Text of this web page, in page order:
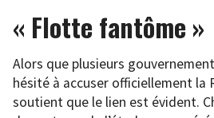
« Flotte fantôme »
Alors que plusieurs
hésité à accuser officiellement la
soutient que le lien est évident.